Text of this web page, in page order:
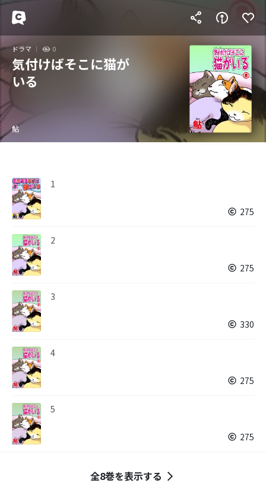
ドラマ 0
気付けばそこに猫が
いる
鮎
1
275
2
275
3
330
4
275
5
275
全8巻を表示する